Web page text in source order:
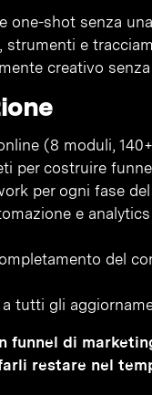
one-shot senza
strumenti e
creativo
(8 moduli,
per costruire
per ogni fase del
e
del
tutti gli
funnel di
restare nel